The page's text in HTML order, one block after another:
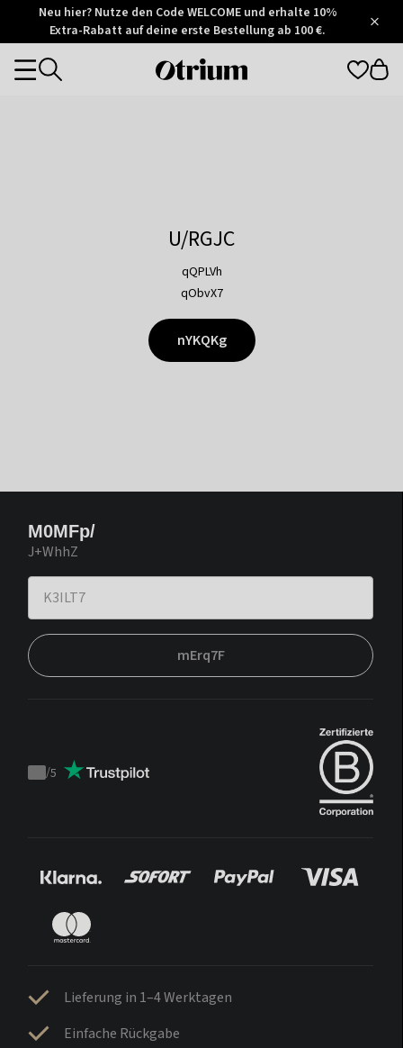
Otrium
Trustpilot
Neu hier? Nutze den Code WELCOME und erhalte 10%
Extra-Rabatt auf deine erste Bestellung ab 100 €.
Otrium
Categories
U/RGJC
qQPLVh
qObvX7
nYKQKg
M0MFp/
J+WhhZ
mErq7F
Trustpilot
/5
Lieferung in 1–4 Werktagen
Einfache Rückgabe